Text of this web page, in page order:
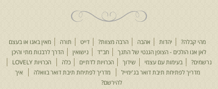
מהי קבלה? יהדות אהבה הרבה מצוות? דייט תורה
מאין באנו או בעצם
לאן אנו הולכים - הצופן הגנטי של התנך
חב"ד נישואין
הדרך לרבנות מתי והיכן
נרשמים?
בעימות עם עצמי שידוך הכרויות לדתיים כלה
הכרויות LOVELY
מדריך לפתיחת תיבת דואר בג'ימייל
מדריך לפתיחת תיבת דואר בוואלה
איך
להירשם?